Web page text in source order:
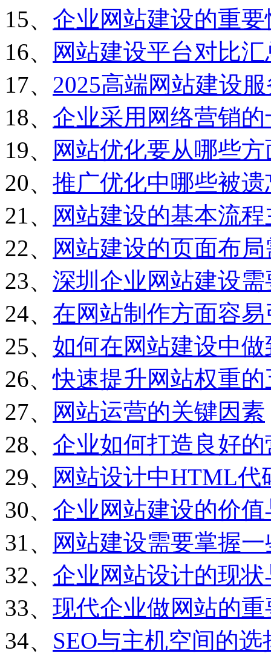
15、 企业网站建设的重要
16、
网站建设平台对比汇
17、 2025高端网站建设
18、 企业采用网络营销
19、
网站优化要从哪些
20、 推广优化中哪些被
21、
网站建设的基本流
22、
网站建设的页面布
23、 深圳企业网站建设
24、 在网站制作方面容
25、 如何在网站建设中
26、快速提升网站权重
27、
网站运营的关键因素
28、 企业如何打造良好
29、
网站设计中HTML代
30、 企业网站建设的价
31、
网站建设需要掌握
32、 企业网站设计的现
33、 现代企业做网站的重
34、 SEO与主机空间的选